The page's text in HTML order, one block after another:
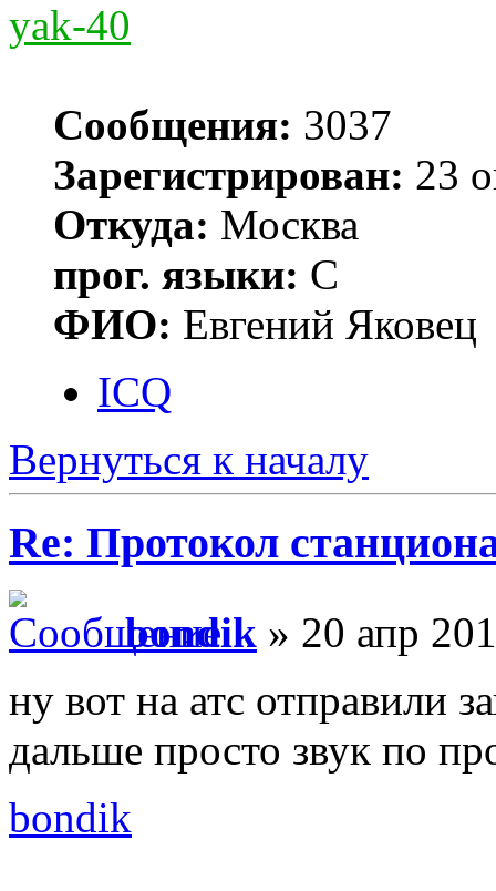
yak-40
Сообщения: 3037
Зарегистрирован: 23
Откуда: Москва
прог. языки: С
ФИО: Евгений Яковец
ICQ
Вернуться к началу
Re: Протокол
bondik » 20 апр
ну вот на атс отправили
дальше просто звук по
bondik